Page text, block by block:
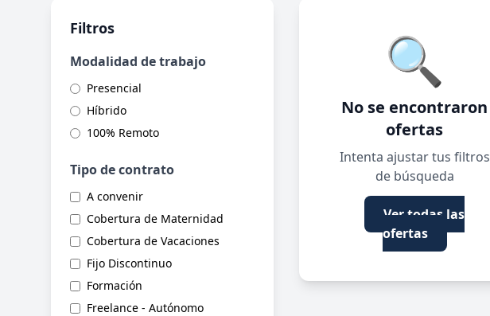
Filtros
Modalidad de trabajo
Presencial
Híbrido
100% Remoto
Tipo de contrato
A convenir
Cobertura de Maternidad
Cobertura de Vacaciones
Fijo Discontinuo
Formación
Freelance - Autónomo
🔍
No se encontraron
ofertas
Intenta ajustar tus filtros
de búsqueda
Ver todas las
ofertas